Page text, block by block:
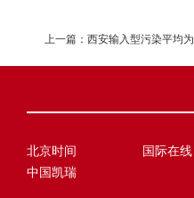
上一篇： 西安输入型污染平均
北京时间 国际在线
中国凯瑞